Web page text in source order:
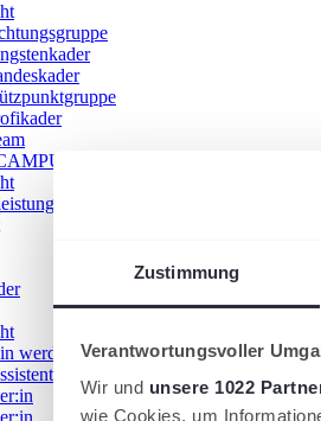
Zustimmung
Verantwortungsvoller
Wir und unsere 1022
wie Cookies, um
SAAR
werden!